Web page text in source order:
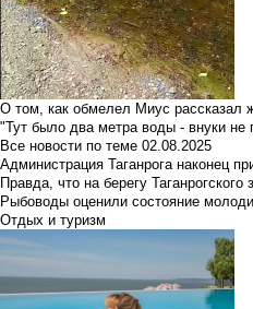
О том, как обмелел Миус рассказал
"Тут было два метра воды - внуки не
Все новости по теме 02.08.2025
Администрация Таганрога наконец
Правда, что на берегу
Рыбоводы оценили состояние
Отдых и туризм